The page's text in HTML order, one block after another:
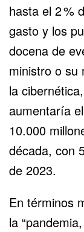
hasta el 2 %
gasto y los
docena de
ministro o su
la
aumentaría
10.000
década, con
de 2023.
En términos
la